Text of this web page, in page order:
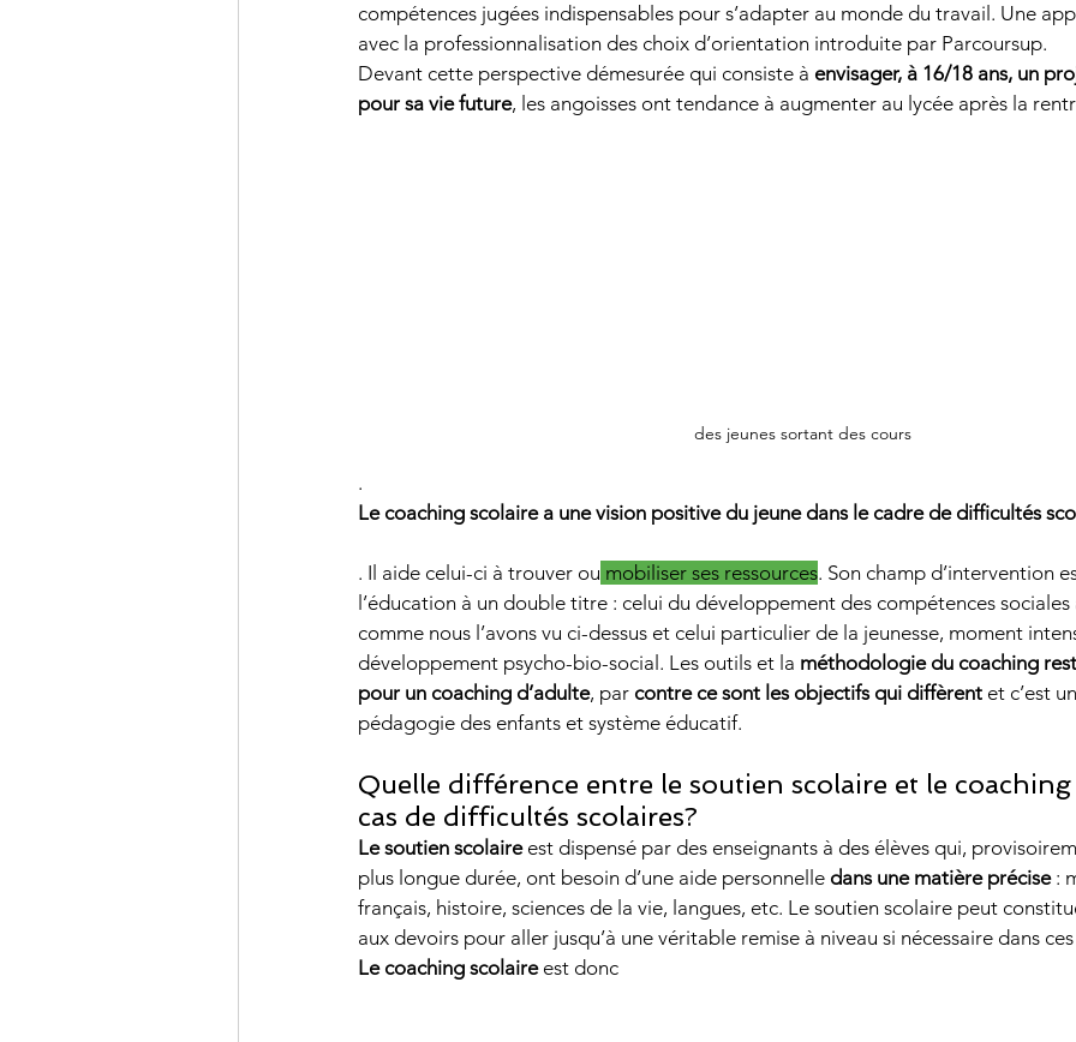
compétences jugées indispensables pour s’adapter au monde du travail. Une
avec la professionnalisation des choix d’orientation introduite par Parcoursup.
Devant cette perspective démesurée qui consiste à envisager, à 16/18 ans, un
pour sa vie future, les angoisses ont tendance à augmenter au lycée après la
des jeunes sortant des cours
.
Le coaching scolaire a une vision positive du jeune dans le cadre de difficultés
. Il aide celui-ci à trouver ou mobiliser ses ressources. Son champ d’intervention
l’éducation à un double titre : celui du développement des compétences sociales
comme nous l’avons vu ci-dessus et celui particulier de la jeunesse, moment
développement psycho-bio-social. Les outils et la méthodologie du coaching
pour un coaching d’adulte, par contre ce sont les objectifs qui diffèrent et c’est
pédagogie des enfants et système éducatif.
Quelle différence entre le soutien scolaire et le coaching
cas de difficultés scolaires?
Le soutien scolaire est dispensé par des enseignants à des élèves qui,
plus longue durée, ont besoin d’une aide personnelle dans une matière précise :
français, histoire, sciences de la vie, langues, etc. Le soutien scolaire peut
aux devoirs pour aller jusqu’à une véritable remise à niveau si nécessaire dans
Le coaching scolaire est donc